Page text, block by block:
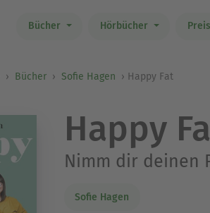
Bücher Hörbücher
Bücher Sofie Hagen Happy Fat
Happy
Nimm dir deinen
Sofie Hagen